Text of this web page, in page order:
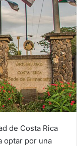
de Costa Rica
optar por una